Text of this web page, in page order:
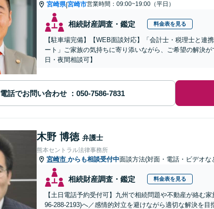
宮崎県|宮崎市営業時間：09:00~19:00（平日）
相続財産調査・鑑定 料金表を見る
【駐車場完備】【WEB面談対応】「会計士・税理士と
ート」ご家族の気持ちに寄り添いながら、ご希望の解決
日・夜間相談可】
電話でお問い合わせ
木野 博徳 弁護士
熊本セントラル法律事務所
宮崎市 からも相談受付中面談方法(対面・電話・ビデオな
相続財産調査・鑑定 料金表を見る
【土日電話予約受付可】九州で相続問題や不動産が絡む
96-288-2193)へ／感情的対立を避けながら適切な解決を